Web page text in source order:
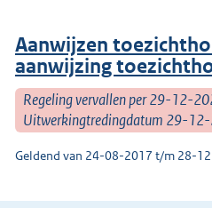
Aanwijzen
aanwijzing
Regeling vervallen per 29-12-
Uitwerkingtredingdatum 29-
Geldend van 24-08-2017 t/m 28-